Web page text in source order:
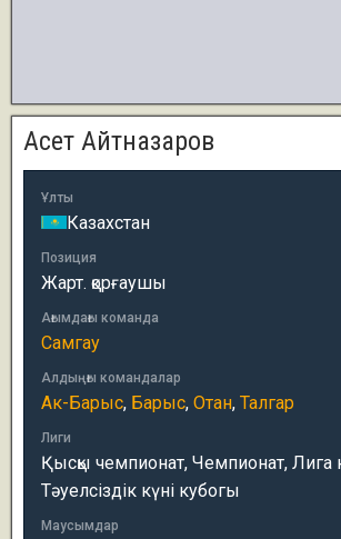
Асет Айтназаров
Ұлты
Казахстан
Позиция
Жарт. қорғаушы
Ағымдағы команда
Самгау
Алдыңғы командалар
Ак-Барыс, Барыс, Отан, Талгар
Лиги
Қысқы чемпионат, Чемпионат, Лига
Тәуелсіздік күні кубогы
Маусымдар